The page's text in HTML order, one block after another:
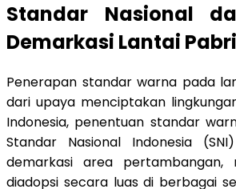
Standar Nasional
Demarkasi Lantai
Penerapan standar warna pada
dari upaya menciptakan
Indonesia, penentuan standar
Standar Nasional Indonesia
demarkasi area pertambangan,
diadopsi secara luas di berbagai